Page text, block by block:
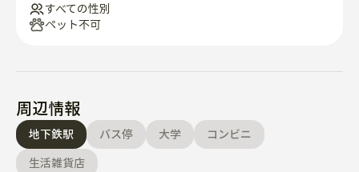
すべての性別
ペット不可
周辺情報
地下鉄駅 バス停 大学
コンビニ
生活雑貨店